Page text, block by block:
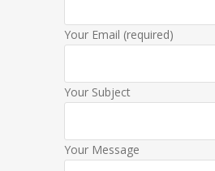
Your Email (required)
Your Subject
Your Message